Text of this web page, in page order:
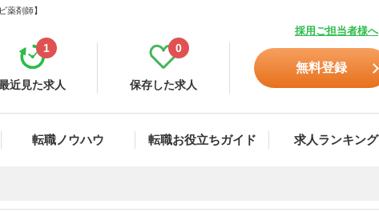
薬剤師】
採用ご担当者様へ
近見た求人
1
保存した求人
0
無料登録
転職ノウハウ 転職お役立ちガイド 求人ランキング